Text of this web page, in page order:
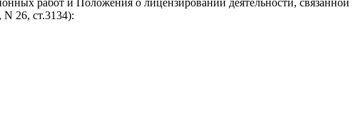
26, ст.3134):